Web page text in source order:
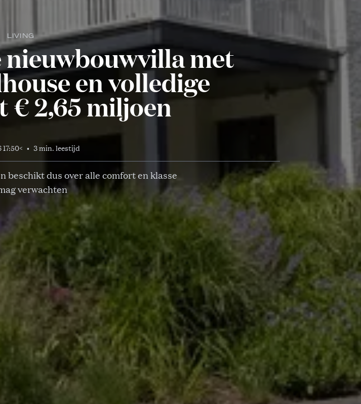
LIVING
met
en volledige
€ 2,65 miljoen
< • 3 min. leestijd
beschikt dus over alle comfort en klasse
verwachten